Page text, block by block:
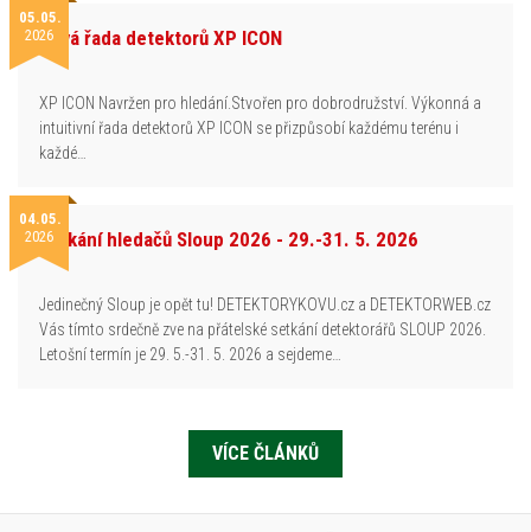
05.05.
2026Nová řada detektorů XP ICON
XP ICON Navržen pro hledání.Stvořen pro dobrodružství. Výkonná a
intuitivní řada detektorů XP ICON se přizpůsobí každému terénu i
každé…
04.05.
2026Setkání hledačů Sloup 2026 - 29.-31. 5. 2026
Jedinečný Sloup je opět tu! DETEKTORYKOVU.cz a DETEKTORWEB.cz
Vás tímto srdečně zve na přátelské setkání detektorářů SLOUP 2026.
Letošní termín je 29. 5.-31. 5. 2026 a sejdeme…
VÍCE ČLÁNKŮ